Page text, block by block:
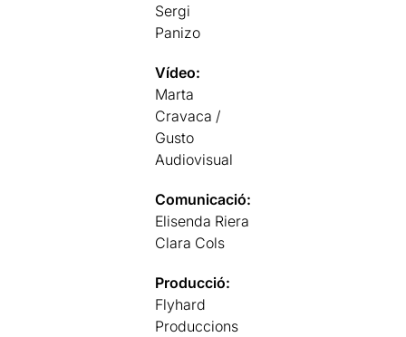
Sergi
Panizo
Vídeo:
Marta
Cravaca /
Gusto
Audiovisual
Comunicació:
Elisenda Riera
Clara Cols
Producció:
Flyhard
Produccions